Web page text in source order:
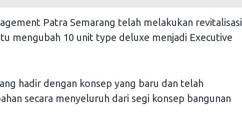
Patra Semarang telah melakukan revitalisasi
mengubah 10 unit type deluxe menjadi Executive
hadir dengan konsep yang baru dan telah
secara menyeluruh dari segi konsep bangunan